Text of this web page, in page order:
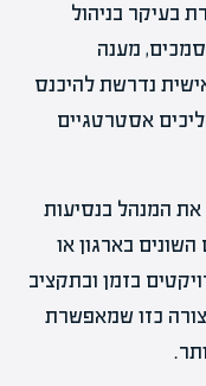
בעיקר בניהול
מענה
נדרשת להיכנס
אסטרטגיים
את המנהל בנסיעות
בארגון או
בזמן ובתקציב
כזו שמאפשרת